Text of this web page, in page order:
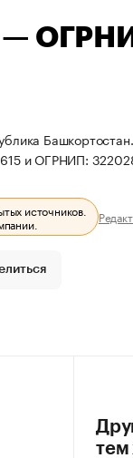
—
и ОГРНИП:
источников.